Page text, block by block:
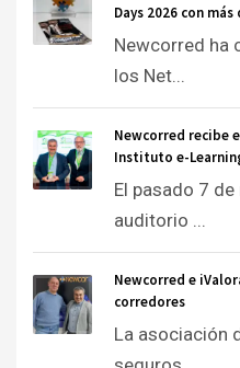
Days 2026 con
Newcorred ha
los Net...
Newcorred recibe
Instituto e-
El pasado 7
auditorio ...
Newcorred e
corredores
La asociación